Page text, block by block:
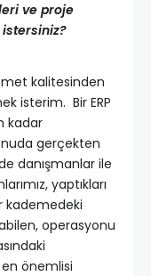
ve proje
kalitesinden
isterim. Bir ERP
kadar
gerçekten
danışmanlar ile
yaptıkları
kademedeki
operasyonu
önemlisi